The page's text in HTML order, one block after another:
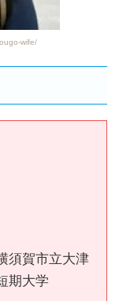
wife/
須賀市立大津
期大学